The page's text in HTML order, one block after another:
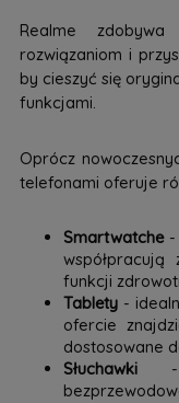
Realme zdobywa
rozwiązaniom i
by cieszyć się
funkcjami.
Oprócz
telefonami oferuje
Smartwatche-
funkcji
Tablety-
ofercie
dostosowane
Słuchawki-